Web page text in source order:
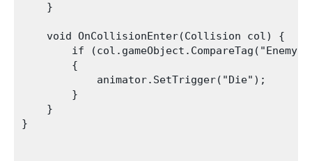
    }
    void OnCollisionEnter(Collision col) {
if
        {
            animator.SetTrigger("Die");
        }
    }
}